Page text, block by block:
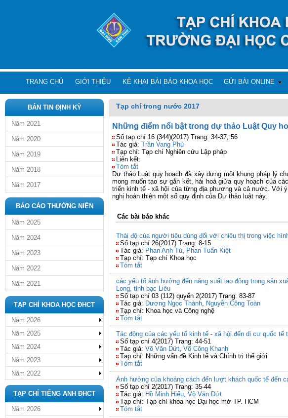
TRANG CHỦ GIỚI THIỆU KÊ KHAI BÀI BÁO KHOA HỌC GỬI BÀI ONLINE
BẢN TIN ĐỊNH KỲ
Năm 2021
Năm 2020
Năm 2019
Năm 2018
Năm 2017
BÁO CÁO THƯỜNG NIÊN
Năm 2025
Năm 2024
Năm 2023
Năm 2022
Năm 2021
TẠP CHÍ KHOA HỌC ĐHCT
Năm 2026
Năm 2025
Năm 2024
Năm 2023
Năm 2022
TẠP CHÍ TIẾNG ANH ĐHCT
Năm 2026
Tạp chí trong nước 2017
Những điểm nổi bật trong dự thảo Luật Quy
Số tạp chí 16 (344)(2017) Trang: 34-37, 56
Tác giả: Trần Vang Phủ
Tạp chí: Tạp chí Nghiên cứu Lập pháp
Liên kết:
Tóm tắt
Dự thảo Luật quy hoạch đã xây dựng một khung pháp lý
mong muốn tạo sự gắn kết, hài hoà giữa quy hoạch của
triển kinh tế - xã hội của từng địa phương và cả nước. Với
nghị hoàn thiện một số quy định của Dự thảo luật này.
Các bài báo khác
Thái độ của người tiêu dùng đối với chiêu thị trong việc
Số tạp chí 26(2017) Trang: 8-15
Tác giả: Phan Anh Tú, Phan Tuấn Kiệt
Tạp chí: Tạp chí Khoa học
Tóm tắt
các yếu tố ảnh hưởng đến năng suất lao động trong sản
Long, tỉnh bạc Liêu
Số tạp chí 03 (112) quyển 2(2017) Trang: 83-87
Tác giả: Dương Ngọc Thành, Nguyễn Công Toàn
Tạp chí: Khoa học và Công nghệ
Tóm tắt
Tác động của các yếu tố kinh tế - xã hội đến di cư quốc tế
Số tạp chí 4(2017) Trang: 44-51
Tác giả: Võ Văn Dứt, Võ Công Khanh
Tạp chí: Những vấn đề Kinh tế và Chính trị thế giới
Tóm tắt
Ảnh hưởng của khoảng cách đến lượt khách quốc tế đến
Số tạp chí 2(2017) Trang: 35-44
Tác giả: Hồ Minh Hiếu, Võ Văn Dứt
Tạp chí: Tạp chí khoa học Đại học mở TP. HCM
Tóm tắt